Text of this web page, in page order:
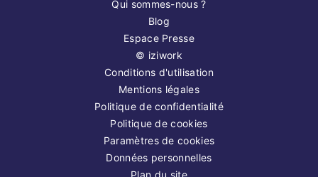
Qui sommes-nous ?
Blog
Espace Presse
© iziwork
Conditions d'utilisation
Mentions légales
Politique de confidentialité
Politique de cookies
Paramètres de cookies
Données personnelles
Plan du site